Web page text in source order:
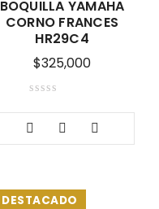
BOQUILLA YAMAHA
CORNO FRANCES
HR29C4
$325,000
DESTACADO